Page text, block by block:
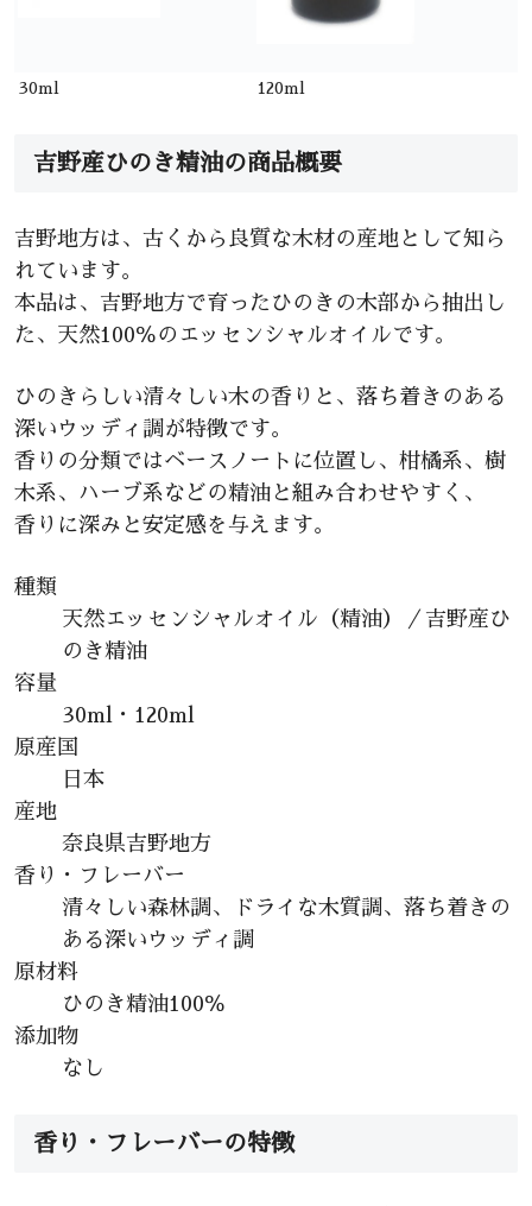
30ml 120ml
吉野産ひのき精油の商品概要
吉野地方は、古くから良質な木材の産地として知ら
れています。
本品は、吉野地方で育ったひのきの木部から抽出し
た、天然100％のエッセンシャルオイルです。
ひのきらしい清々しい木の香りと、落ち着きのある
深いウッディ調が特徴です。
香りの分類ではベースノートに位置し、柑橘系、樹
木系、ハーブ系などの精油と組み合わせやすく、
香りに深みと安定感を与えます。
種類
天然エッセンシャルオイル（精油）／吉野産ひ
のき精油
容量
30ml・120ml
原産国
日本
産地
奈良県吉野地方
香り・フレーバー
清々しい森林調、ドライな木質調、落ち着きの
ある深いウッディ調
原材料
ひのき精油100％
添加物
なし
香り・フレーバーの特徴